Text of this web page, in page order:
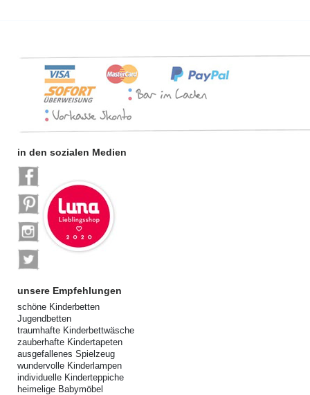
in den sozialen Medien
unsere Empfehlungen
schöne Kinderbetten
Jugendbetten
traumhafte Kinderbettwäsche
zauberhafte Kindertapeten
ausgefallenes Spielzeug
wundervolle Kinderlampen
individuelle Kinderteppiche
heimelige Babymöbel